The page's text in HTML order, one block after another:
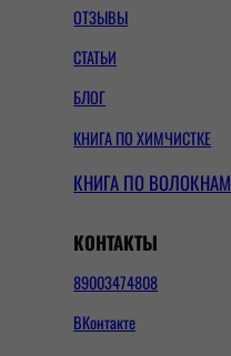
ОТЗЫВЫ
СТАТЬИ
БЛОГ
КНИГА ПО ХИМЧИСТКЕ
КНИГА ПО ВОЛОКНАМ
КОНТАКТЫ
89003474808
ВКонтакте